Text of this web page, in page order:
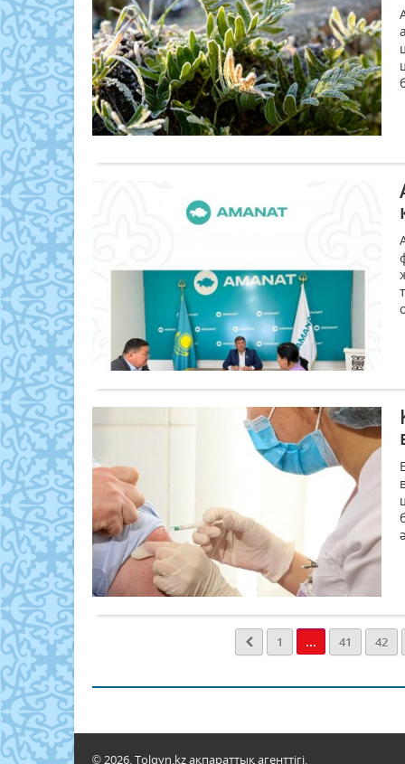
1 ... 41 42
© 2026. Tolqyn.kz ақпараттық агенттігі.